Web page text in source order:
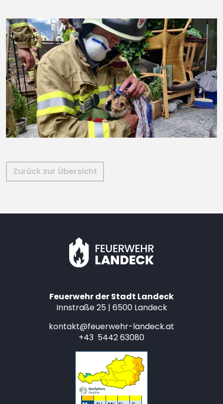
Zurück zur Übersicht
Feuerwehr der Stadt Landeck
Innstraße 25 | 6500 Landeck
kontakt@feuerwehr-landeck.at
+43 5442 63080